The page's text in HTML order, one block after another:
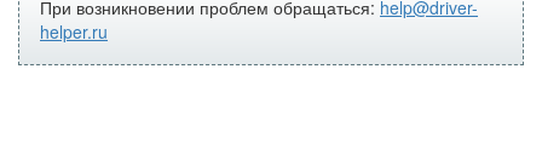
При возникновении проблем обращаться: help@driver-
helper.ru